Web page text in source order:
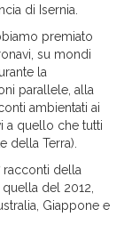
di Isernia.
premiato
su mondi
la
parallele, alla
ambientati ai
a quello che tutti
della Terra).
racconti della
del 2012,
Giappone e